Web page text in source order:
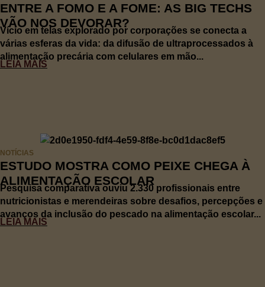
ENTRE A FOMO E A FOME: AS BIG TECHS
VÃO NOS DEVORAR?
Vício em telas explorado por corporações se conecta a
várias esferas da vida: da difusão de ultraprocessados à
alimentação precária com celulares em mão...
LEIA MAIS
NOTÍCIAS
ESTUDO MOSTRA COMO PEIXE CHEGA À
ALIMENTAÇÃO ESCOLAR
Pesquisa comparativa ouviu 2.330 profissionais entre
nutricionistas e merendeiras sobre desafios, percepções e
avanços da inclusão do pescado na alimentação escolar...
LEIA MAIS